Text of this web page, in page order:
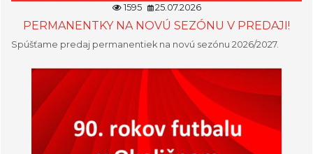
1595 25.07.2026
PERMANENTKY NA NOVÚ SEZÓNU V PREDAJI!
Spúšťame predaj permanentiek na novú sezónu 2026/2027.